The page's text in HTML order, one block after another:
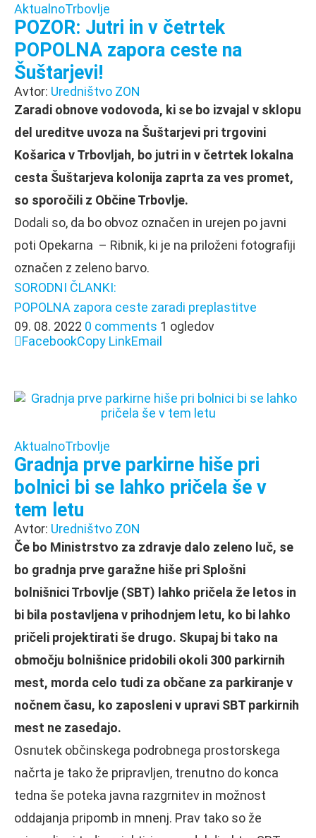
AktualnoTrbovlje
POZOR: Jutri in v četrtek
POPOLNA zapora ceste na
Šuštarjevi!
Avtor: Uredništvo ZON
Zaradi obnove vodovoda, ki se bo izvajal v sklopu
del ureditve uvoza na Šuštarjevi pri trgovini
Košarica v Trbovljah, bo jutri in v četrtek lokalna
cesta Šuštarjeva kolonija zaprta za ves promet,
so sporočili z Občine Trbovlje.
Dodali so, da bo obvoz označen in urejen po javni
poti Opekarna – Ribnik, ki je na priloženi fotografiji
označen z zeleno barvo.
SORODNI ČLANKI:
POPOLNA zapora ceste zaradi preplastitve
09. 08. 2022 0 comments 1 ogledov
FacebookCopy LinkEmail
AktualnoTrbovlje
Gradnja prve parkirne hiše pri
bolnici bi se lahko pričela še v
tem letu
Avtor: Uredništvo ZON
Če bo Ministrstvo za zdravje dalo zeleno luč, se
bo gradnja prve garažne hiše pri Splošni
bolnišnici Trbovlje (SBT) lahko pričela že letos in
bi bila postavljena v prihodnjem letu, ko bi lahko
pričeli projektirati še drugo. Skupaj bi tako na
območju bolnišnice pridobili okoli 300 parkirnih
mest, morda celo tudi za občane za parkiranje v
nočnem času, ko zaposleni v upravi SBT parkirnih
mest ne zasedajo.
Osnutek občinskega podrobnega prostorskega
načrta je tako že pripravljen, trenutno do konca
tedna še poteka javna razgrnitev in možnost
oddajanja pripomb in mnenj. Prav tako so že